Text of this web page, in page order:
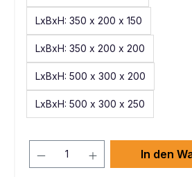
LxBxH: 350 x 200 x 150
LxBxH: 350 x 200 x 200
LxBxH: 500 x 300 x 200
LxBxH: 500 x 300 x 250
In den